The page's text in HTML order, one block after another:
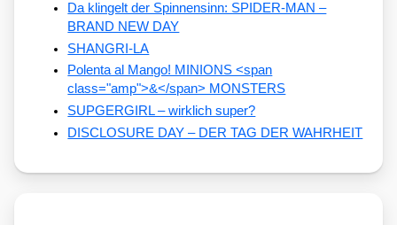
Da klingelt der Spinnensinn: SPIDER-MAN –
BRAND NEW DAY
SHANGRI-LA
Polenta al Mango! MINIONS <span
class="amp">&</span> MONSTERS
SUPGERGIRL – wirklich super?
DISCLOSURE DAY – DER TAG DER WAHRHEIT